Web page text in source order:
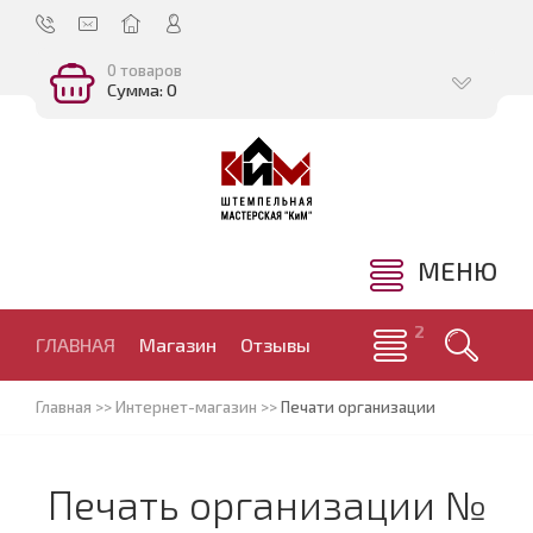
0 товаров
Сумма: 0
МЕНЮ
ГЛАВНАЯ Магазин Отзывы
Главная >>Интернет-магазин >>Печати организации
Печать организации №